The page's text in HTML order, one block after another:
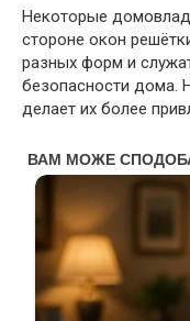
Некоторые
стороне окон
разных форм и
безопасности дома.
делает их более